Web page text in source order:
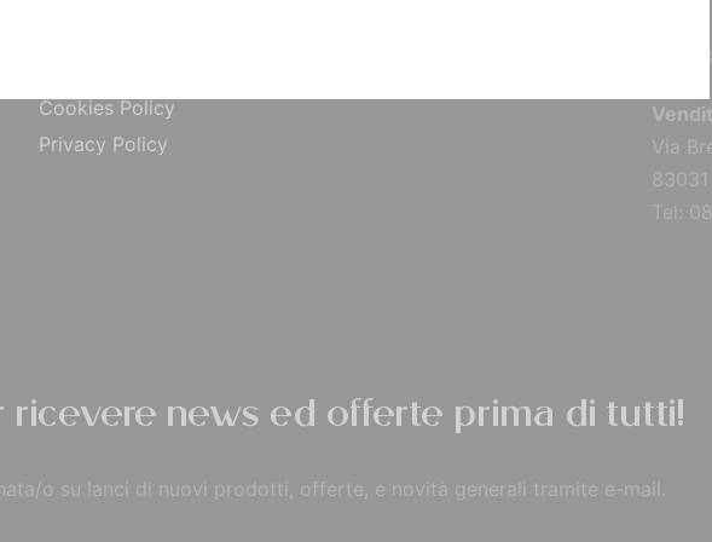
Cookies Policy
Privacy Policy
Tel:
Via
Tel:
ricevere news ed offerte prima di tutti!
o su lanci di nuovi prodotti, offerte, e novità generali tramite e-mail.